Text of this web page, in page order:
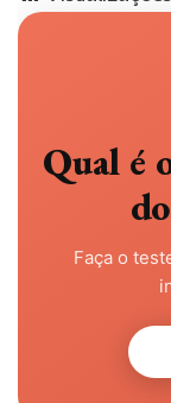
Qual é
Faça o